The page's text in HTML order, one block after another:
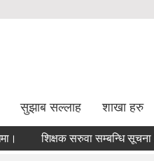
सुझाब सल्लाह शाखा हरु
शिक्षक सरुवा सम्बन्धि सूचना !